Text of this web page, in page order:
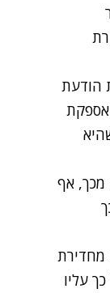
הודעת
אספקת
מכך, אף
מחדירת
עליו